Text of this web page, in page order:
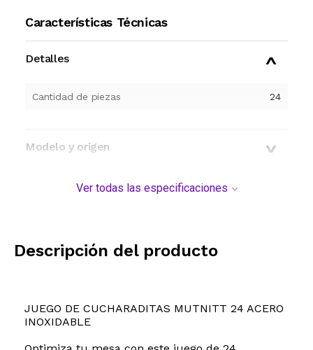
Características Técnicas
Detalles
Cantidad de piezas 24
Modelo y origen
Ver todas las especificaciones
Descripción del producto
JUEGO DE CUCHARADITAS MUTNITT 24 ACERO
INOXIDABLE